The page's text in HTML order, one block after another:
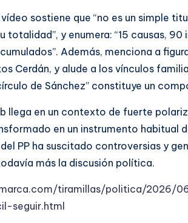
sostiene que “no es un simple
totalidad”, y enumera: “15 causas,
Además, menciona a
Cerdán, y alude a los vínculos
de Sánchez” constituye un
llega en un contexto de fuerte
en un instrumento habitual
PP ha suscitado controversias y
más la discusión política.
tiramillas/politica/2026/
seguir.html